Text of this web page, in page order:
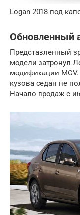
Logan 2018 под
Обновленный
Представленный
модели затронул
модификации
кузова седан не
Начало продаж с